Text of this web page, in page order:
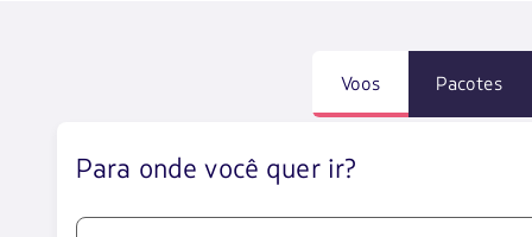
Voos Pacotes
Para onde você quer ir?